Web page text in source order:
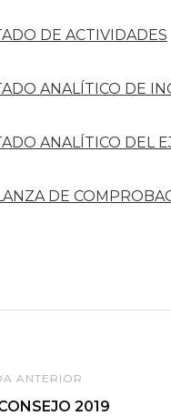
DE ACTIVIDADES
ANALÍTICO DE
ANALÍTICO DEL
DE
ANTERIOR
2019